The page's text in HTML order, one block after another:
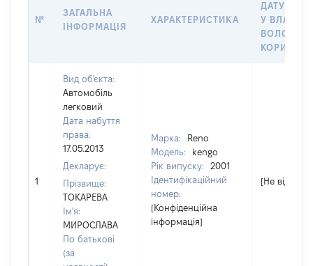
№
ЗАГАЛЬНА
ІНФОРМАЦІЯ
ХАРАКТЕРИСТИКА
ДАТУ
У
1
Вид об'єкта:
Автомобіль
легковий
Дата набуття
права:
17.05.2013
Декларує:
Прізвище:
ТОКАРЕВА
Ім'я:
МИРОСЛАВА
По батькові
(за
Марка:
Reno
Модель:
kengo
Рік випуску:
2001
Ідентифікаційний
номер:
[Конфіденційна
інформація]
[Не відомо]